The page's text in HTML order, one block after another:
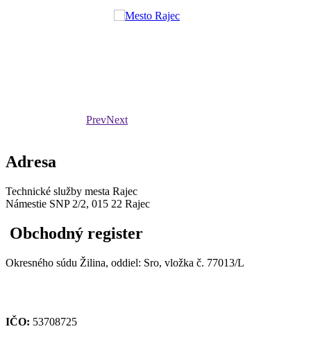
PrevNext
Adresa
Technické služby mesta Rajec
Námestie SNP 2/2, 015 22 Rajec
Obchodný register
Okresného súdu Žilina, oddiel: Sro, vložka č. 77013/L
IČO: 53708725